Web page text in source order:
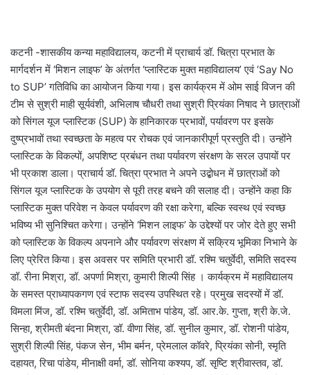
कटनी -शासकीय कन्या महाविद्यालय, कटनी में प्राचार्य डॉ. चित्रा प्रभात के
मार्गदर्शन में ‘मिशन लाइफ’ के अंतर्गत ‘प्लास्टिक मुक्त महाविद्यालय’ एवं ‘Say No
to SUP’ गतिविधि का आयोजन किया गया। इस कार्यक्रम में ओम साई विजन की
टीम से सुश्री माही सूर्यवंशी, अभिलाष चौधरी तथा सुश्री प्रियंका निषाद ने छात्राओं
को सिंगल यूज प्लास्टिक (SUP) के हानिकारक प्रभावों, पर्यावरण पर इसके
दुष्प्रभावों तथा स्वच्छता के महत्व पर रोचक एवं जानकारीपूर्ण प्रस्तुति दी। उन्होंने
प्लास्टिक के विकल्पों, अपशिष्ट प्रबंधन तथा पर्यावरण संरक्षण के सरल उपायों पर
भी प्रकाश डाला। प्राचार्य डॉ. चित्रा प्रभात ने अपने उद्बोधन में छात्राओं को
सिंगल यूज प्लास्टिक के उपयोग से पूरी तरह बचने की सलाह दी। उन्होंने कहा कि
प्लास्टिक मुक्त परिवेश न केवल पर्यावरण की रक्षा करेगा, बल्कि स्वस्थ एवं स्वच्छ
भविष्य भी सुनिश्चित करेगा। उन्होंने ‘मिशन लाइफ’ के उद्देश्यों पर जोर देते हुए सभी
को प्लास्टिक के विकल्प अपनाने और पर्यावरण संरक्षण में सक्रिय भूमिका निभाने के
लिए प्रेरित किया। इस अवसर पर समिति प्रभारी डॉ. रश्मि चतुर्वेदी, समिति सदस्य
डॉ. रीना मिश्रा, डॉ. अपर्णा मिश्रा, कुमारी शिल्पी सिंह । कार्यक्रम में महाविद्यालय
के समस्त प्राध्यापकगण एवं स्टाफ सदस्य उपस्थित रहे। प्रमुख सदस्यों में डॉ.
विमला मिंज, डॉ. रश्मि चतुर्वेदी, डॉ. अमिताभ पांडेय, डॉ. आर.के. गुप्ता, श्री के.जे.
सिन्हा, श्रीमती बंदना मिश्रा, डॉ. वीणा सिंह, डॉ. सुनील कुमार, डॉ. रोशनी पांडेय,
सुश्री शिल्पी सिंह, पंकज सेन, भीम बर्मन, प्रेमलाल कॉवरे, प्रियंका सोनी, स्मृति
दहायत, रिचा पांडेय, मीनाक्षी वर्मा, डॉ. सोनिया कश्यप, डॉ. सृष्टि श्रीवास्तव, डॉ.